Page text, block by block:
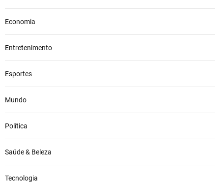
Economia
Entretenimento
Esportes
Mundo
Política
Saúde & Beleza
Tecnologia